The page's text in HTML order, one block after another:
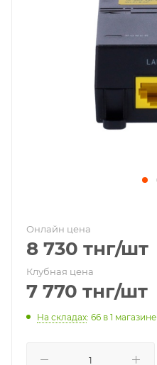
Онлайн цена
8 730 тнг/шт
Клубная цена
7 770 тнг/шт
На складах: 66 в 1 магазине